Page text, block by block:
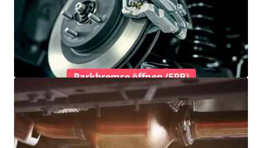
Parkbremse öffnen (EPB)